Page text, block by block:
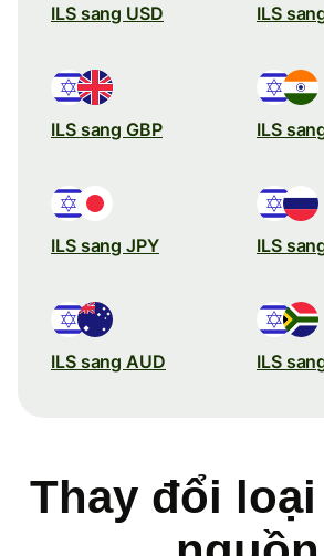
ILS sang USD ILS
ILS sang GBP ILS
ILS sang JPY ILS
ILS sang AUD ILS
Thay đổi